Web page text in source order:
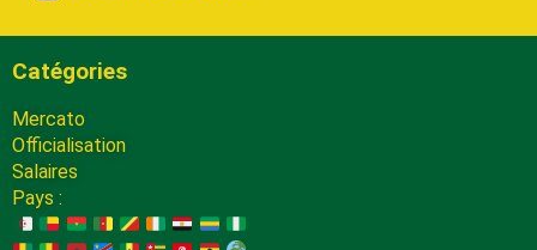
Catégories
Mercato
Officialisation
Salaires
Pays :